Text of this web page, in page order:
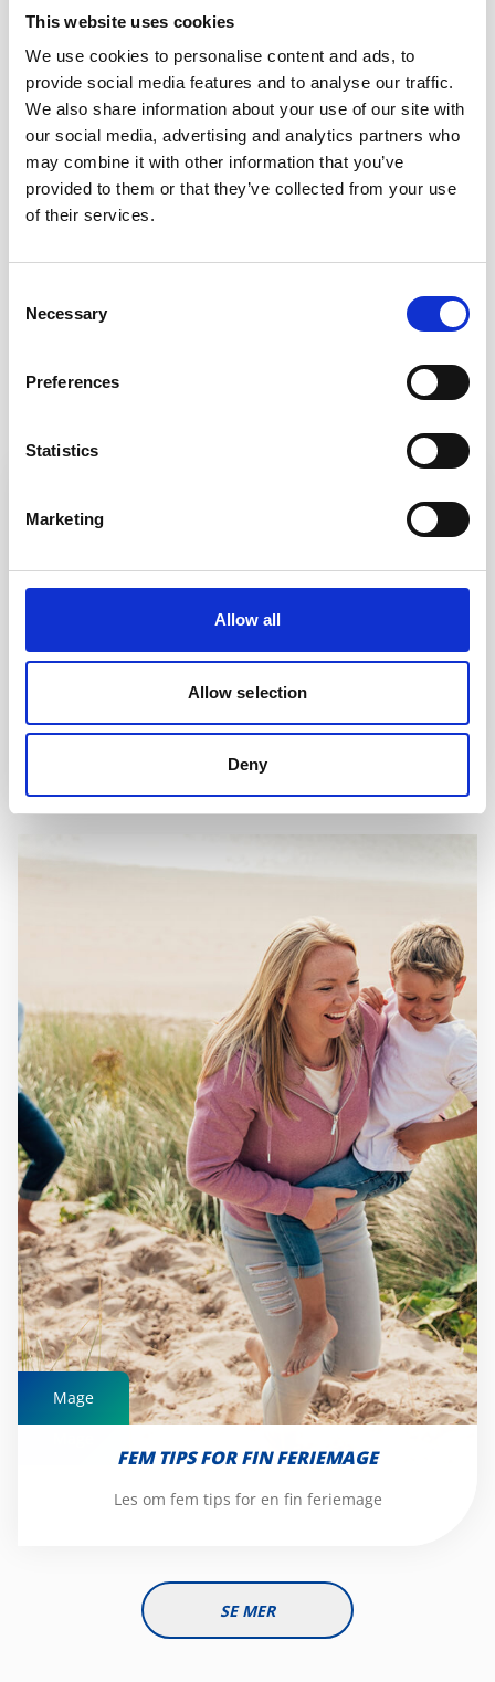
This website uses cookies
We use cookies to personalise content and ads, to
provide social media features and to analyse our traffic.
We also share information about your use of our site with
our social media, advertising and analytics partners who
may combine it with other information that you’ve
provided to them or that they’ve collected from your use
of their services.
Selection
Necessary
Preferences
Statistics
Marketing
Allow all
Allow selection
Deny
Relaterte artikler
Mage
Mage
FEM TIPS FOR FIN FERIEMAGE
Les om fem tips for en fin feriemage
SE MER